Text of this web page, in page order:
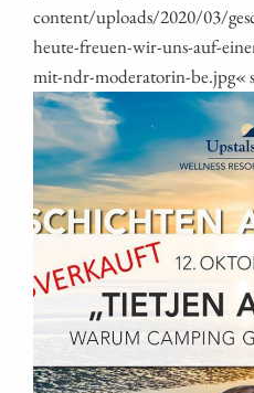
content/uploads/2020/03/
heute-freuen-wir-uns-auf-
mit-ndr-moderatorin-be.jpg«